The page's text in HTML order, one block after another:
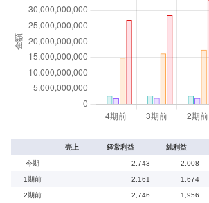
売上 経常利益 純利益
今期 2,743 2,008
1期前 2,161 1,674
2期前 2,746 1,956